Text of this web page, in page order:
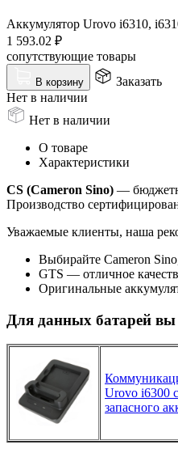
Аккумулятор Urovo i6310,
1 593.02 ₽
сопутствующие товары
В корзину
Заказать
Нет в наличии
Нет в наличии
О товаре
Характеристики
CS (Cameron Sino) —
Производство
Уважаемые клиенты, наша
Выбирайте Cameron
GTS — отличное
Оригинальные
Для данных батарей вы
Urovo i6300
запасного